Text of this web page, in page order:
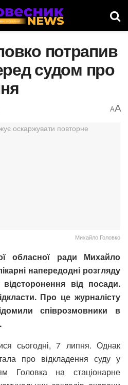
потрапив
судом про
AA
Михайло Головко
обласної ради Михайло
напередодні розгляду
від посади.
Про це журналісту
співрозмовники в
сьогодні, 7 липня. Однак
про відкладення суду у
Головка на стаціонарне